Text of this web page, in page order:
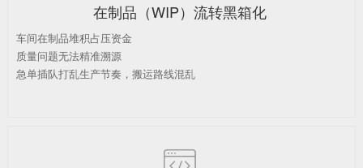
在制品（WIP）流转黑箱化
车间在制品堆积占压资金
质量问题无法精准溯源
急单插队打乱生产节奏，搬运路线混乱